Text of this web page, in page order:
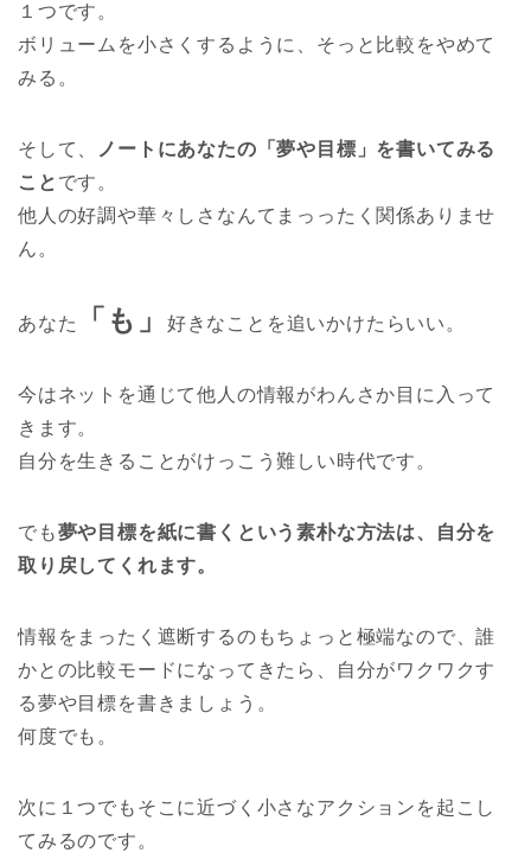
１つです。
ボリュームを小さくするように、そっと比較をやめて
みる。
そして、
ノートにあなたの「夢や目標」を書いてみる
こと です。
他人の好調や華々しさなんてまっったく関係ありませ
ん。
あなた 「も」 好きなことを追いかけたらいい。
今はネットを通じて他人の情報がわんさか目に入って
きます。
自分を生きることがけっこう難しい時代です。
でも夢や目標を紙に書くという素朴な方法は、自分を
取り戻してくれます。
情報をまったく遮断するのもちょっと極端なので、誰
かとの比較モードになってきたら、自分がワクワクす
る夢や目標を書きましょう。
何度でも。
次に１つでもそこに近づく小さなアクションを起こし
てみるのです。